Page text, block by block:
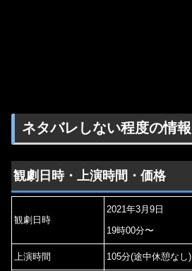
ネタバレしない程度の情報
観劇日時・上演時間・価格
観劇日時
2021年3月9日
19時00分〜
上演時間 105分(途中休憩なし)